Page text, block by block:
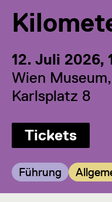
12. Juli 2026,
Wien
Karlsplatz 8
Tickets
Kategorie:
Führung